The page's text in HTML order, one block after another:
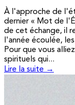
À l'approche de
dernier « Mot de
de cet échange, il
l'année écoulée,
Pour que vous
spirituels qui...
Lire la suite →